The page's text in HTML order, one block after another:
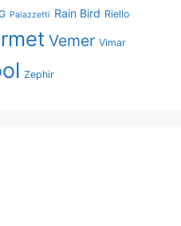
Palazzetti Rain Bird Riello
Vemer Vimar
Zephir